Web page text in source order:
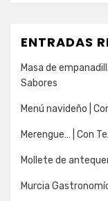
ENTRADAS
Masa de
Sabores
Menú navideño |
Merengue… | Con
Mollete de
Murcia